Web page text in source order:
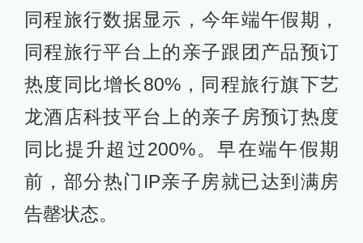
同程旅行数据显示，今年端午假期，
同程旅行平台上的亲子跟团产品预订
热度同比增长80%，同程旅行旗下艺
龙酒店科技平台上的亲子房预订热度
同比提升超过200%。早在端午假期
前，部分热门IP亲子房就已达到满房
告罄状态。